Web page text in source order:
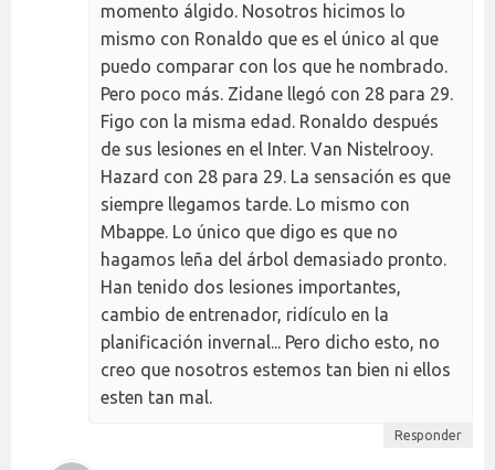
momento álgido. Nosotros hicimos lo
mismo con Ronaldo que es el único al que
puedo comparar con los que he nombrado.
Pero poco más. Zidane llegó con 28 para 29.
Figo con la misma edad. Ronaldo después
de sus lesiones en el Inter. Van Nistelrooy.
Hazard con 28 para 29. La sensación es que
siempre llegamos tarde. Lo mismo con
Mbappe. Lo único que digo es que no
hagamos leña del árbol demasiado pronto.
Han tenido dos lesiones importantes,
cambio de entrenador, ridículo en la
planificación invernal... Pero dicho esto, no
creo que nosotros estemos tan bien ni ellos
esten tan mal.
Responder